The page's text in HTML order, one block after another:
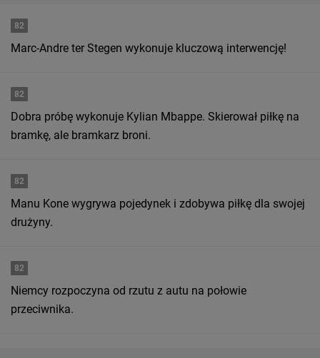
82
Marc-Andre ter Stegen wykonuje kluczową interwencję!
82
Dobra próbę wykonuje Kylian Mbappe. Skierował piłkę na
bramkę, ale bramkarz broni.
82
Manu Kone wygrywa pojedynek i zdobywa piłkę dla swojej
drużyny.
82
Niemcy rozpoczyna od rzutu z autu na połowie
przeciwnika.